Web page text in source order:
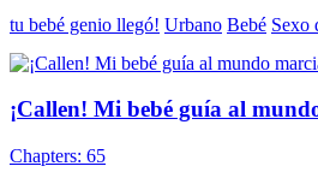
tu bebé genio llegó! Urbano Bebé Sexo
¡Callen! Mi bebé guía al
Chapters: 65